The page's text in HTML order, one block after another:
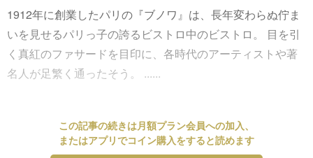
1912年に創業したパリの『ブノワ』は、長年変わらぬ佇ま
いを見せるパリっ子の誇るビストロ中のビストロ。 目を引
く真紅のファサードを目印に、各時代のアーティストや著
名人が足繁く通ったそう。 ......
この記事の続きは月額プラン会員への加入、
またはアプリでコイン購入をすると読めます